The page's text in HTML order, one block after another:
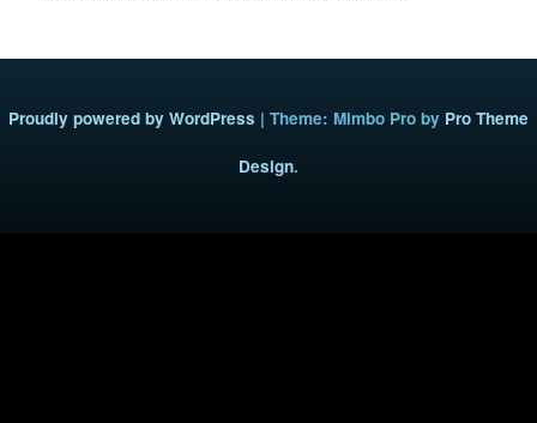
Proudly powered by WordPress | Theme: Mimbo Pro by Pro Theme
Design.